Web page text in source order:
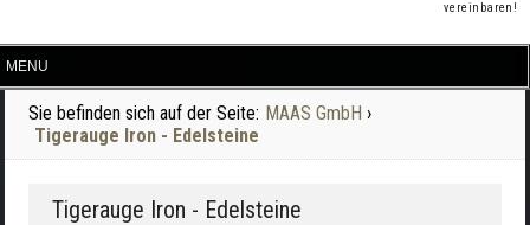
vereinbaren!
Sie befinden sich auf der Seite: MAAS GmbH ›
Tigerauge Iron - Edelsteine
Tigerauge Iron - Edelsteine